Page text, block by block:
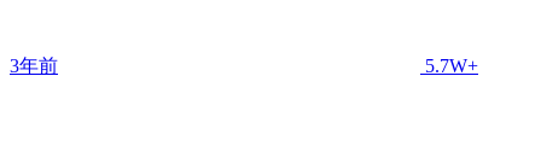
3年前 5.7W+